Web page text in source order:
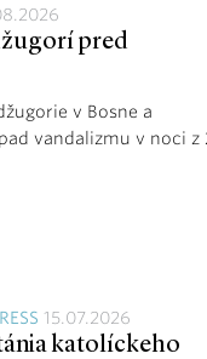
pred
v Bosne a
vandalizmu v noci z
15.07.2026
katolíckeho